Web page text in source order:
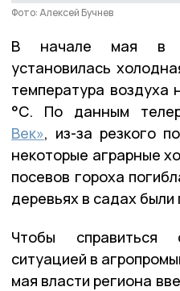
Фото: Алексей Бучнев
В начале мая в
установилась
температура воздуха
°С. По данным
Век», из-за резкого
некоторые аграрные
посевов гороха
деревьях в садах
Чтобы справиться
ситуацией в
мая власти региона